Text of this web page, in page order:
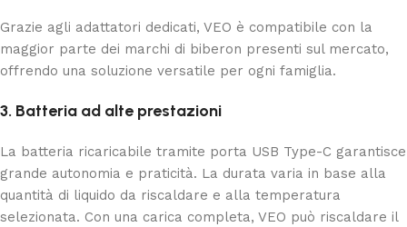
Grazie agli adattatori dedicati, VEO è compatibile con la
maggior parte dei marchi di biberon presenti sul mercato,
offrendo una soluzione versatile per ogni famiglia.
3. Batteria ad alte prestazioni
La batteria ricaricabile tramite porta USB Type-C garantisce
grande autonomia e praticità. La durata varia in base alla
quantità di liquido da riscaldare e alla temperatura
selezionata. Con una carica completa, VEO può riscaldare il